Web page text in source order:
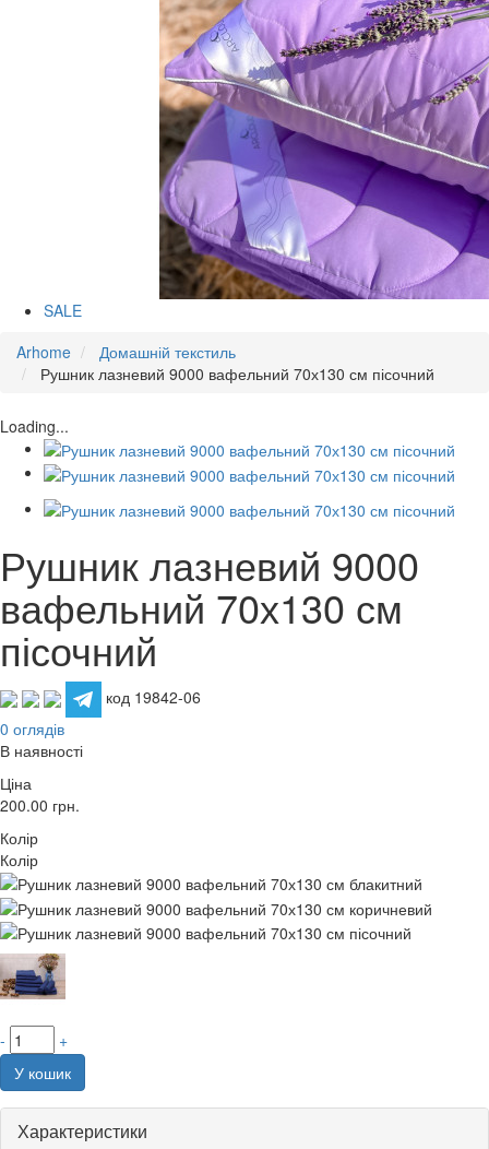
SALE
Arhome
Домашній текстиль
Рушник лазневий 9000 вафельний 70х130 см пісочний
Loading...
Рушник лазневий 9000
вафельний 70х130 см
пісочний
код 19842-06
0 оглядів
В наявності
Ціна
200.00 грн.
Колір
Колір
-
+
У кошик
Характеристики